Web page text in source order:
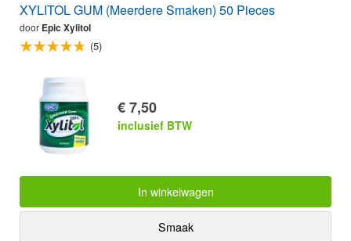
XYLITOL GUM (Meerdere Smaken) 50 Pieces
door Epic Xylitol
(5)
€ 7,50
inclusief BTW
In winkelwagen
Smaak